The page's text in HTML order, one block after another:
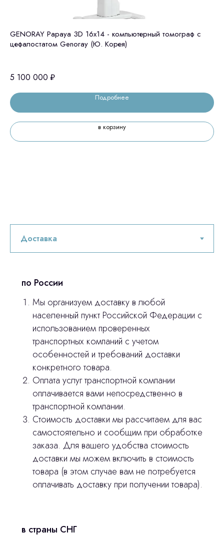
GENORAY Papaya 3D 16x14 - компьютерный томограф с
цефалостатом Genoray (Ю. Корея)
5 100 000 ₽
Подробнее
в корзину
по России
Мы организуем доставку в любой
населенный пункт Российской Федерации с
использованием проверенных
транспортных компаний с учетом
особенностей и требований доставки
конкретного товара.
Оплата услуг транспортной компании
оплачивается вами непосредственно в
транспортной компании.
Стоимость доставки мы рассчитаем для вас
самостоятельно и сообщим при обработке
заказа. Для вашего удобства стоимость
доставки мы можем включить в стоимость
товара (в этом случае вам не потребуется
оплачивать доставку при получении товара).
в страны СНГ
Остались вопросы
оставьте контакты, мы свяжемся и
ответим на все вопросы
© 2024 ЛС Дентал Групп
Главная
Продукция
Оплата и доставка
Контакты